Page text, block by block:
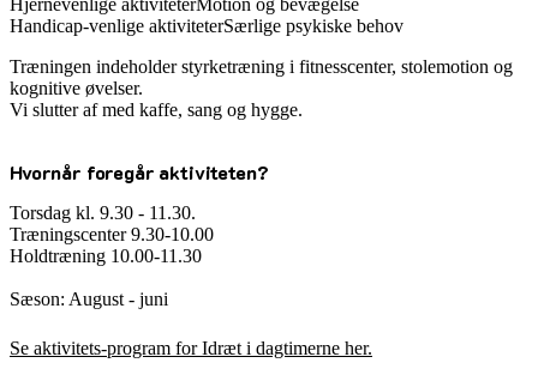
Hjernevenlige aktiviteterMotion og bevægelse
Handicap-venlige aktiviteterSærlige psykiske behov
Træningen indeholder styrketræning i fitnesscenter, stolemotion og
kognitive øvelser.
Vi slutter af med kaffe, sang og hygge.
Hvornår foregår aktiviteten?
Torsdag kl. 9.30 - 11.30.
Træningscenter 9.30-10.00
Holdtræning 10.00-11.30
Sæson: August - juni
Se aktivitets-program for Idræt i dagtimerne her.